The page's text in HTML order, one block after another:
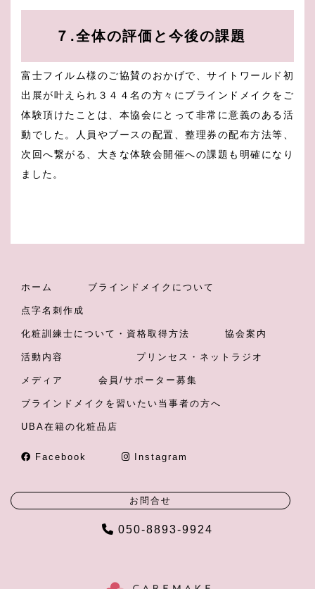
７.全体の評価と今後の課題
富士フイルム様のご協賛のおかげで、サイトワールド初
出展が叶えられ３４４名の方々にブラインドメイクをご
体験頂けたことは、本協会にとって非常に意義のある活
動でした。人員やブースの配置、整理券の配布方法等、
次回へ繋がる、大きな体験会開催への課題も明確になり
ました。
ホーム ブラインドメイクについて
点字名刺作成
化粧訓練士について・資格取得方法 協会案内
活動内容 プリンセス・ネットラジオ
メディア 会員/サポーター募集
ブラインドメイクを習いたい当事者の方へ
UBA在籍の化粧品店
Facebook Instagram
お問合せ
050-8893-9924